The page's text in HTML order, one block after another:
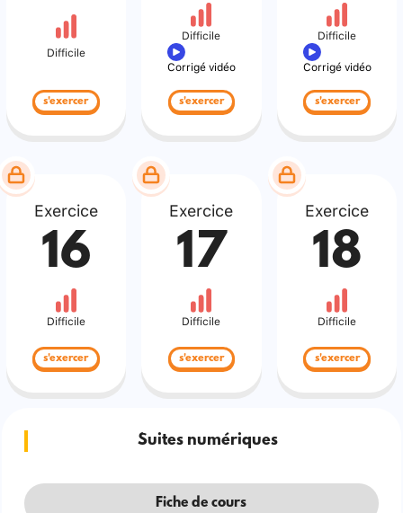
Difficile
s'exercer
Difficile
Corrigé vidéo
s'exercer
Difficile
Corrigé vidéo
s'exercer
Exercice
16
Difficile
s'exercer
Exercice
17
Difficile
s'exercer
Exercice
18
Difficile
s'exercer
Suites numériques
Fiche de cours